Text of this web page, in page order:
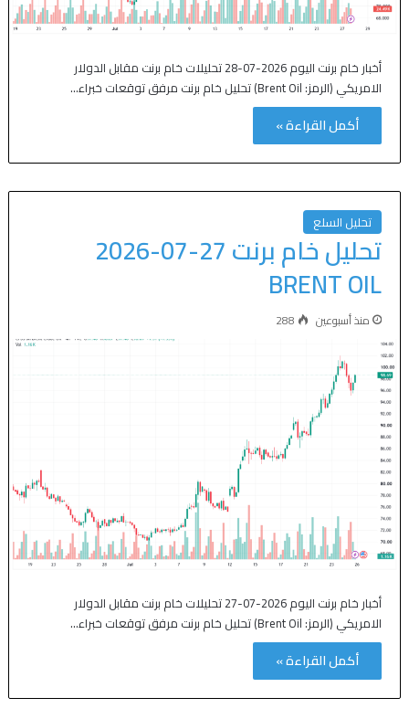
أخبار خام برنت اليوم 2026-07-28 تحليلات خام برنت مقابل الدولار
الامريكي (الرمز: Brent Oil) تحليل خام برنت مرفق توقعات خبراء…
أكمل القراءة »
تحليل السلع
تحليل خام برنت 27-07-2026
BRENT OIL
منذ أسبوعين 288
أخبار خام برنت اليوم 2026-07-27 تحليلات خام برنت مقابل الدولار
الامريكي (الرمز: Brent Oil) تحليل خام برنت مرفق توقعات خبراء…
أكمل القراءة »